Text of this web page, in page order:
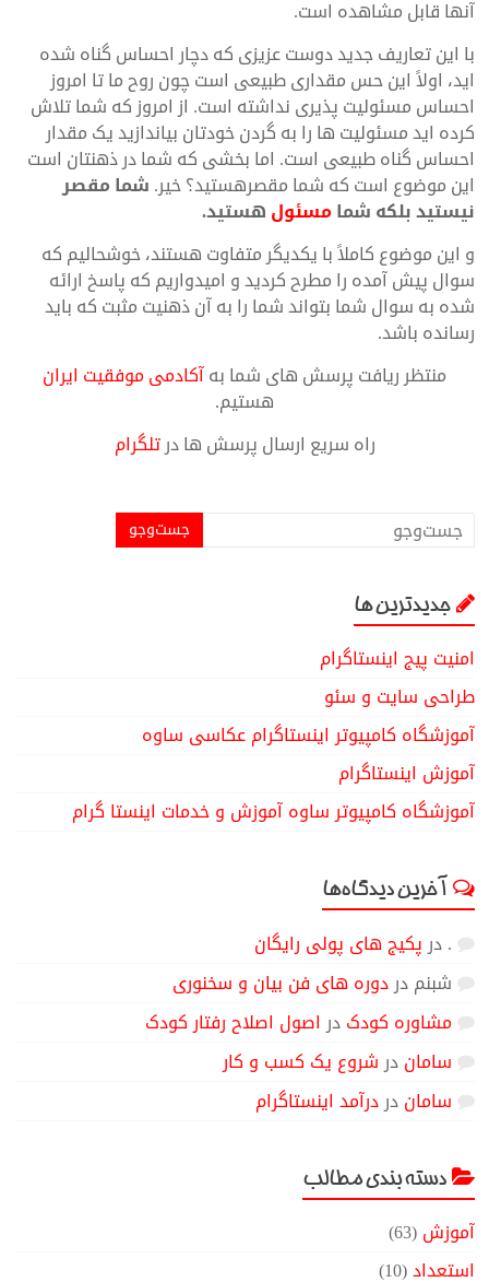
آنها قابل مشاهده است.
با این تعاریف جدید دوست عزیزی که دچار احساس گناه شده
اید، اولاً این حس مقداری طبیعی است چون روح ما تا امروز
احساس مسئولیت پذیری نداشته است. از امروز که شما تلاش
کرده اید مسئولیت ها را به گردن خودتان بیاندازید یک مقدار
احساس گناه طبیعی است. اما بخشی که شما در ذهنتان است
این موضوع است که شما مقصرهستید؟ خیر.شما مقصر
نیستید بلکه شمامسئولهستید.
و این موضوع کاملاً با یکدیگر متفاوت هستند، خوشحالیم که
سوال پیش آمده را مطرح کردید و امیدواریم که پاسخ ارائه
شده به سوال شما بتواند شما را به آن ذهنیت مثبت که باید
رسانده باشد.
منتظر ریافت پرسش های شما بهآکادمی موفقیت ایران
هستیم.
راه سریع ارسال پرسش ها درتلگرام
جدیدترین ها
امنیت پیج اینستاگرام
طراحی سایت و سئو
آموزشگاه کامپیوتر اینستاگرام عکاسی ساوه
آموزش اینستاگرام
آموزشگاه کامپیوتر ساوه آموزش و خدمات اینستا گرام
آخرین دیدگاه‌ها
.درپکیج های پولی رایگان
شبنمدردوره های فن بیان و سخنوری
مشاوره کودکدراصول اصلاح رفتار کودک
ساماندرشروع یک کسب و کار
ساماندردرآمد اینستاگرام
دسته بندی مطالب
آموزش(63)
استعداد(10)